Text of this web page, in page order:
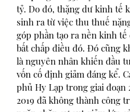
tỷ. Do đó, thặng dư kinh tế
sinh ra từ việc thu thuế
góp phần tạo ra nền kinh tế
bất chấp điều đó. Đó cũng
là nguyên nhân khiến đầu
vốn cố định giảm đáng kể.
phủ Hy Lạp trong giai đoạn
2019 đã không thành công